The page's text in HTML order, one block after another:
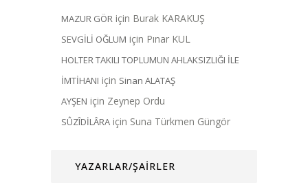
MAZUR GÖR için Burak KARAKUŞ
SEVGİLİ OĞLUM için Pınar KUL
HOLTER TAKILI TOPLUMUN AHLAKSIZLIĞI İLE
İMTİHANI için Sinan ALATAŞ
AYŞEN için Zeynep Ordu
SÛZÎDİLÂRA için Suna Türkmen Güngör
YAZARLAR/ŞAİRLER